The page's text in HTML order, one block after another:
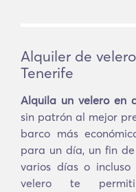
Alquiler de
Tenerife
Alquila un velero en
sin patrón al mejor
barco más
para un día, un fin
varios días o
velero te